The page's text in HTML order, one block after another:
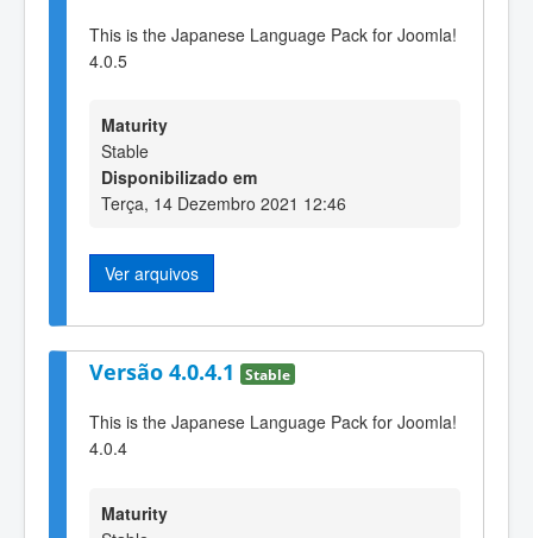
This is the Japanese Language Pack for Joomla!
4.0.5
Maturity
Stable
Disponibilizado em
Terça, 14 Dezembro 2021 12:46
Ver arquivos
Versão 4.0.4.1 Stable
This is the Japanese Language Pack for Joomla!
4.0.4
Maturity